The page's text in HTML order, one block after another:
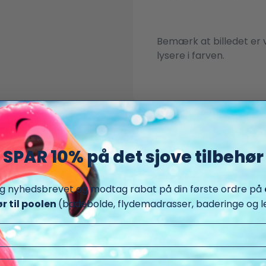
Bemærk at billedet er
lysere i farven.
produkter du
SPAR 10% på det sjove tilbehør
nyhedsbrevet og modtag rabat på din første ordre på
til poolen (badebolde, flydemadrasser, baderinge og